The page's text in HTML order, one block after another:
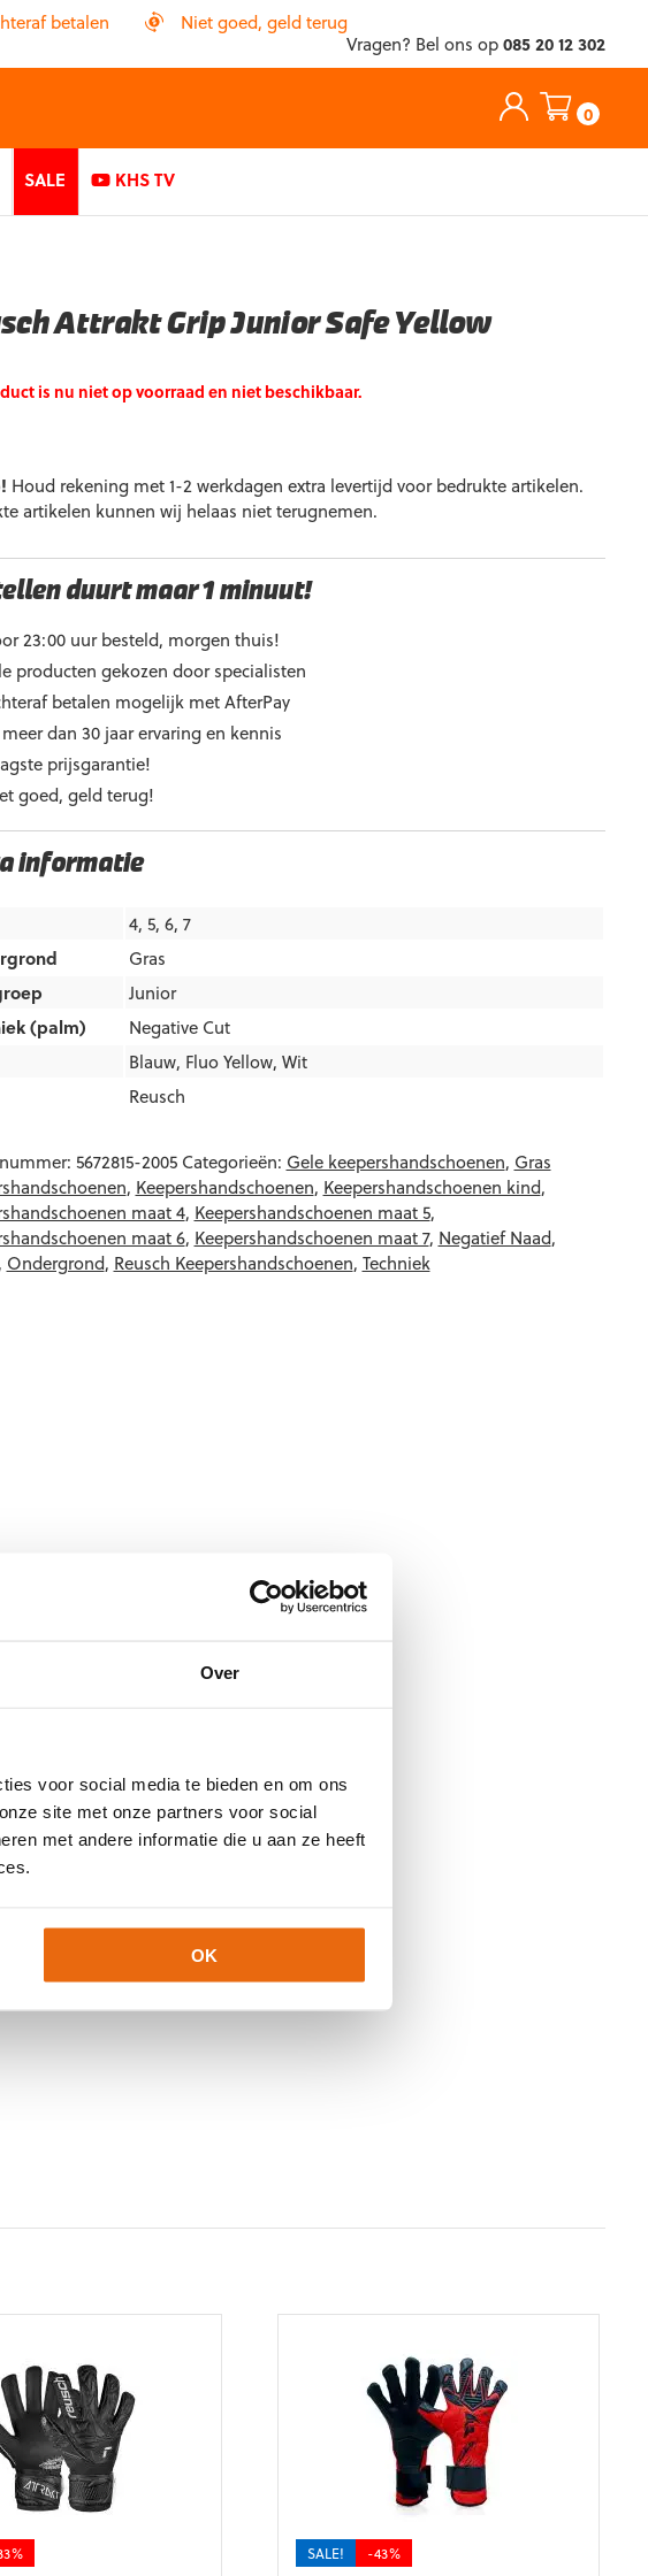
Over
voor social media te bieden en om ons
site met onze partners voor social
met andere informatie die u aan ze heeft
OK
betalen
Niet goed, geld terug
Vragen? Bel ons op085 20 12 302
0
SALE KHS TV
Attrakt Grip Junior Safe Yellow
is nu niet op voorraad en niet beschikbaar.
Houd rekening met 1-2 werkdagen extra levertijd voor bedrukte artikelen.
artikelen kunnen wij helaas niet terugnemen.
5672815-2005 Categorieën: Gele keepershandschoenen, Gras
, Keepershandschoenen, Keepershandschoenen kind,
maat 4, Keepershandschoenen maat 5,
maat 6, Keepershandschoenen maat 7, Negatief Naad,
Ondergrond, Reusch Keepershandschoenen, Techniek
duurt maar 1 minuut!
23:00 uur besteld, morgen thuis!
producten gekozen door specialisten
betalen mogelijk met AfterPay
dan 30 jaar ervaring en kennis
prijsgarantie!
goed, geld terug!
informatie
4, 5, 6, 7
Gras
Junior
(palm)
Negative Cut
Blauw, Fluo Yellow, Wit
Reusch
SALE! -43%